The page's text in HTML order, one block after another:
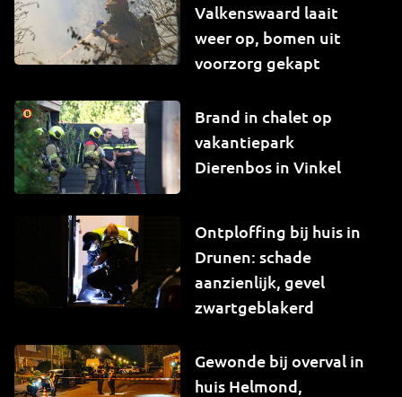
Valkenswaard laait
weer op, bomen uit
voorzorg gekapt
Brand in chalet op
vakantiepark
Dierenbos in Vinkel
Ontploffing bij huis in
Drunen: schade
aanzienlijk, gevel
zwartgeblakerd
Gewonde bij overval in
huis Helmond,